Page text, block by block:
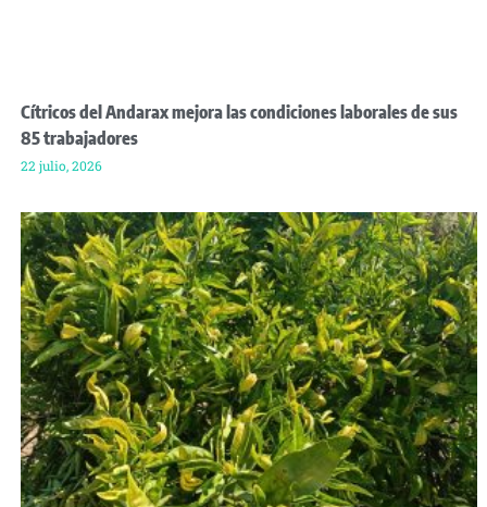
Cítricos del Andarax mejora las condiciones laborales de sus
85 trabajadores
22 julio, 2026